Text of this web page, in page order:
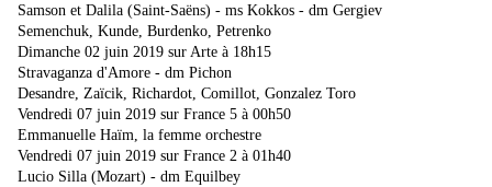
Samson et Dalila (Saint-Saëns) - ms Kokkos - dm Gergiev
Semenchuk, Kunde, Burdenko, Petrenko
Dimanche 02 juin 2019 sur Arte à 18h15
Stravaganza d'Amore - dm Pichon
Desandre, Zaïcik, Richardot, Comillot, Gonzalez Toro
Vendredi 07 juin 2019 sur France 5 à 00h50
Emmanuelle Haïm, la femme orchestre
Vendredi 07 juin 2019 sur France 2 à 01h40
Lucio Silla (Mozart) - dm Equilbey